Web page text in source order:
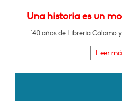
Una historia es un
"40 años de Librería Cálamo
Leer